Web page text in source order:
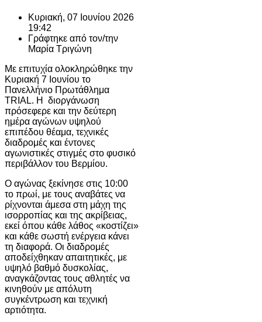
Κυριακή, 07 Ιουνίου 2026
19:42
Γράφτηκε από τον/την
Μαρία Τριγώνη
Με επιτυχία ολοκληρώθηκε την
Κυριακή 7 Ιουνίου το
Πανελλήνιο Πρωτάθλημα
TRIAL. Η διοργάνωση
πρόσεφερε και την δεύτερη
ημέρα αγώνων υψηλού
επιπέδου θέαμα, τεχνικές
διαδρομές και έντονες
αγωνιστικές στιγμές στο φυσικό
περιβάλλον του Βερμίου.
Ο αγώνας ξεκίνησε στις 10:00
το πρωί, με τους αναβάτες να
ρίχνονται άμεσα στη μάχη της
ισορροπίας και της ακρίβειας,
εκεί όπου κάθε λάθος «κοστίζει»
και κάθε σωστή ενέργεια κάνει
τη διαφορά. Οι διαδρομές
αποδείχθηκαν απαιτητικές, με
υψηλό βαθμό δυσκολίας,
αναγκάζοντας τους αθλητές να
κινηθούν με απόλυτη
συγκέντρωση και τεχνική
αρτιότητα.